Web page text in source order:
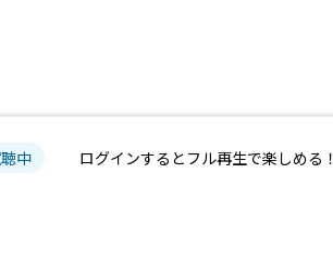
中 ログインするとフル再生で楽しめる！